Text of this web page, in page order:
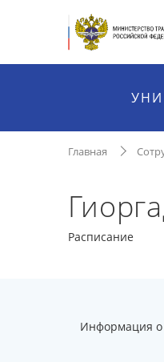
Главная
Расписание
Информация о